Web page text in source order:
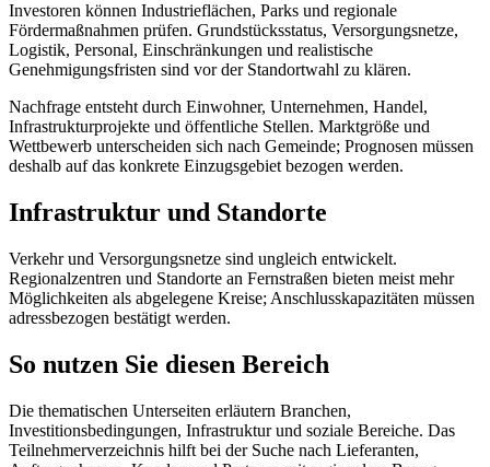
Investoren können Industrieflächen, Parks und regionale
Fördermaßnahmen prüfen. Grundstücksstatus, Versorgungsnetze,
Logistik, Personal, Einschränkungen und realistische
Genehmigungsfristen sind vor der Standortwahl zu klären.
Nachfrage entsteht durch Einwohner, Unternehmen, Handel,
Infrastrukturprojekte und öffentliche Stellen. Marktgröße und
Wettbewerb unterscheiden sich nach Gemeinde; Prognosen müssen
deshalb auf das konkrete Einzugsgebiet bezogen werden.
Infrastruktur und Standorte
Verkehr und Versorgungsnetze sind ungleich entwickelt.
Regionalzentren und Standorte an Fernstraßen bieten meist mehr
Möglichkeiten als abgelegene Kreise; Anschlusskapazitäten müssen
adressbezogen bestätigt werden.
So nutzen Sie diesen Bereich
Die thematischen Unterseiten erläutern Branchen,
Investitionsbedingungen, Infrastruktur und soziale Bereiche. Das
Teilnehmerverzeichnis hilft bei der Suche nach Lieferanten,